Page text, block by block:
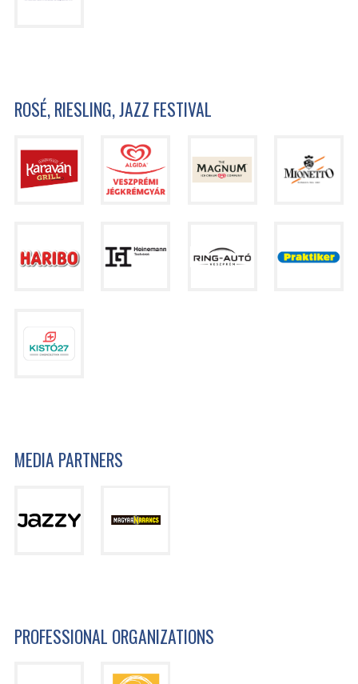
ROSÉ, RIESLING, JAZZ FESTIVAL
MEDIA PARTNERS
PROFESSIONAL ORGANIZATIONS